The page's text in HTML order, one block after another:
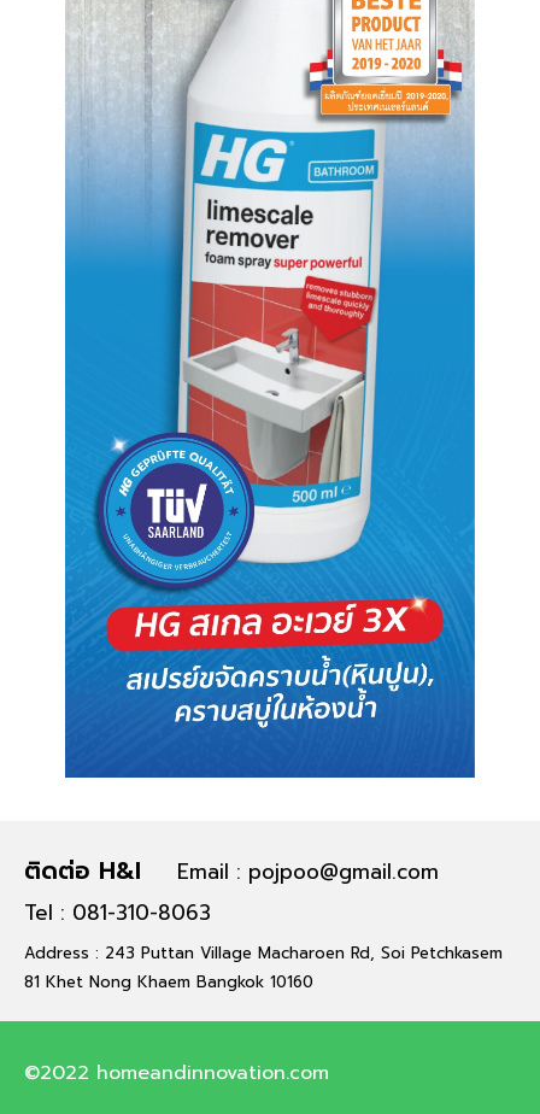
ติดต่อ H&I
Email : pojpoo@gmail.com
Tel : 081-310-8063
Address : 243 Puttan Village Macharoen Rd, Soi Petchkasem
81 Khet Nong Khaem Bangkok 10160
©2022 homeandinnovation.com